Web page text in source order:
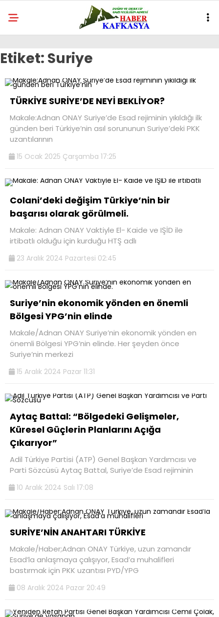
Etiket: Suriye
TÜRKİYE SURİYE’DE NEYİ BEKLİYOR?
Makale:Adnan ONAY Suriye’de Esad rejiminin yıkıldığı ilk
günden beri Türkiye’nin asıl sorununun Suriye’deki PKK
uzantılarının
15 Ocak 2025 Çarşamba 17:25
Colani’deki değişim Türkiye’nin bir
başarısı olarak görülmeli.
Makale: Adnan ONAY Vaktiyle El- Kaide ve IŞİD ile
irtibatlı olduğu için kurduğu HTŞ adlı
23 Aralık 2024 Pazartesi 02:45
Suriye’nin ekonomik yönden en önemli
Bölgesi YPG’nin elinde
Makale/Adnan ONAY Suriye’nin ekonomik yönden en
önemli Bölgesi YPG’nin elinde. Her şeyden önce
Suriye’nin merkezi
15 Aralık 2024 Pazar 11:31
Aytaç Battal: “Bölgedeki Gelişmeler,
Küresel Güçlerin Planlarını Açığa
Çıkarıyor”
Adil Türkiye Partisi (ATP) Genel Başkan Yardımcısı ve
Parti Sözcüsü Aytaç Battal, Suriye’de Esad rejiminin
10 Aralık 2024 Salı 17:08
SURİYE’NİN ANAHTARI TÜRKİYE
Makale/Haber;Adnan ONAY Türkiye, uzun zamandır
Esad’la anlaşmaya çalışıyor, Esad’a muhalifleri
bastırmak için PKK uzantısı PYD/YPG
08 Aralık 2024 Pazar 20:49